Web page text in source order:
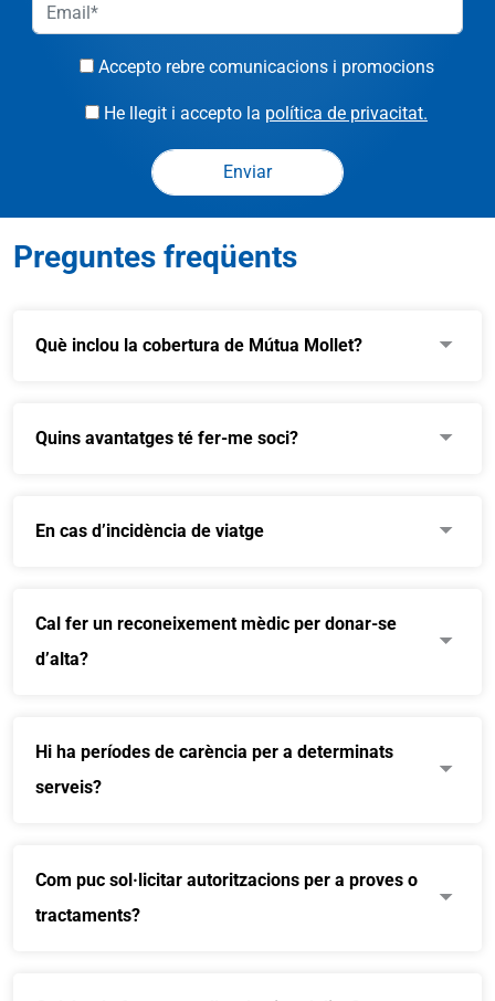
Accepto rebre comunicacions i promocions
He llegit i accepto la política de privacitat.
Preguntes freqüents
Què inclou la cobertura de Mútua Mollet?
Quins avantatges té fer-me soci?
En cas d’incidència de viatge
Cal fer un reconeixement mèdic per donar-se
d’alta?
Hi ha períodes de carència per a determinats
serveis?
Com puc sol·licitar autoritzacions per a proves o
tractaments?